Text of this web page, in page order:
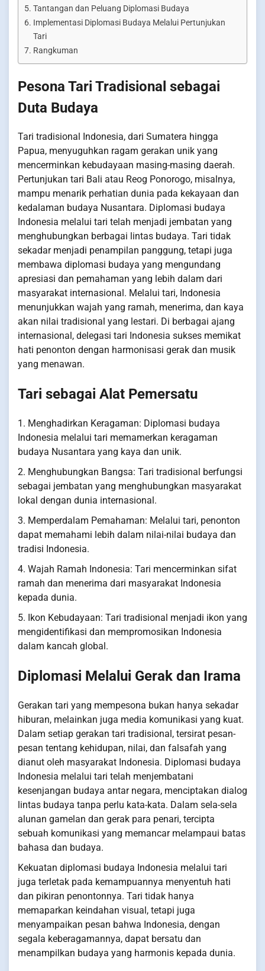
Tantangan dan Peluang Diplomasi Budaya
Implementasi Diplomasi Budaya Melalui Pertunjukan
Tari
Rangkuman
Pesona Tari Tradisional sebagai
Duta Budaya
Tari tradisional Indonesia, dari Sumatera hingga
Papua, menyuguhkan ragam gerakan unik yang
mencerminkan kebudayaan masing-masing daerah.
Pertunjukan tari Bali atau Reog Ponorogo, misalnya,
mampu menarik perhatian dunia pada kekayaan dan
kedalaman budaya Nusantara. Diplomasi budaya
Indonesia melalui tari telah menjadi jembatan yang
menghubungkan berbagai lintas budaya. Tari tidak
sekadar menjadi penampilan panggung, tetapi juga
membawa diplomasi budaya yang mengundang
apresiasi dan pemahaman yang lebih dalam dari
masyarakat internasional. Melalui tari, Indonesia
menunjukkan wajah yang ramah, menerima, dan kaya
akan nilai tradisional yang lestari. Di berbagai ajang
internasional, delegasi tari Indonesia sukses memikat
hati penonton dengan harmonisasi gerak dan musik
yang menawan.
Tari sebagai Alat Pemersatu
1. Menghadirkan Keragaman: Diplomasi budaya
Indonesia melalui tari memamerkan keragaman
budaya Nusantara yang kaya dan unik.
2. Menghubungkan Bangsa: Tari tradisional berfungsi
sebagai jembatan yang menghubungkan masyarakat
lokal dengan dunia internasional.
3. Memperdalam Pemahaman: Melalui tari, penonton
dapat memahami lebih dalam nilai-nilai budaya dan
tradisi Indonesia.
4. Wajah Ramah Indonesia: Tari mencerminkan sifat
ramah dan menerima dari masyarakat Indonesia
kepada dunia.
5. Ikon Kebudayaan: Tari tradisional menjadi ikon yang
mengidentifikasi dan mempromosikan Indonesia
dalam kancah global.
Diplomasi Melalui Gerak dan Irama
Gerakan tari yang mempesona bukan hanya sekadar
hiburan, melainkan juga media komunikasi yang kuat.
Dalam setiap gerakan tari tradisional, tersirat pesan-
pesan tentang kehidupan, nilai, dan falsafah yang
dianut oleh masyarakat Indonesia. Diplomasi budaya
Indonesia melalui tari telah menjembatani
kesenjangan budaya antar negara, menciptakan dialog
lintas budaya tanpa perlu kata-kata. Dalam sela-sela
alunan gamelan dan gerak para penari, tercipta
sebuah komunikasi yang memancar melampaui batas
bahasa dan budaya.
Kekuatan diplomasi budaya Indonesia melalui tari
juga terletak pada kemampuannya menyentuh hati
dan pikiran penontonnya. Tari tidak hanya
memaparkan keindahan visual, tetapi juga
menyampaikan pesan bahwa Indonesia, dengan
segala keberagamannya, dapat bersatu dan
menampilkan budaya yang harmonis kepada dunia.